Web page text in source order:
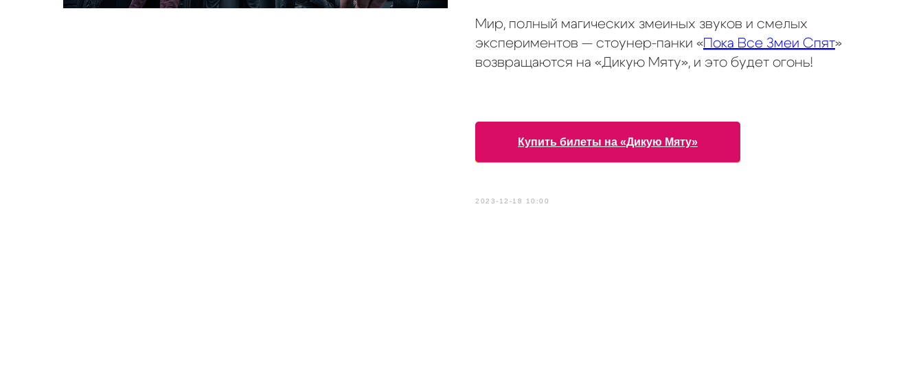
Мир, полный магических змеиных звуков и смелых
экспериментов — стоунер-панки « Пока Все Змеи Спят»
возвращаются на «Дикую Мяту», и это будет огонь!
Купить билеты на «Дикую Мяту»
2023-12-18 10:00